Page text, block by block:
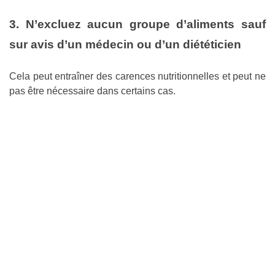
3. N’excluez aucun groupe d’aliments sauf
sur avis d’un médecin ou d’un diététicien
Cela peut entraîner des carences nutritionnelles et peut ne
pas être nécessaire dans certains cas.